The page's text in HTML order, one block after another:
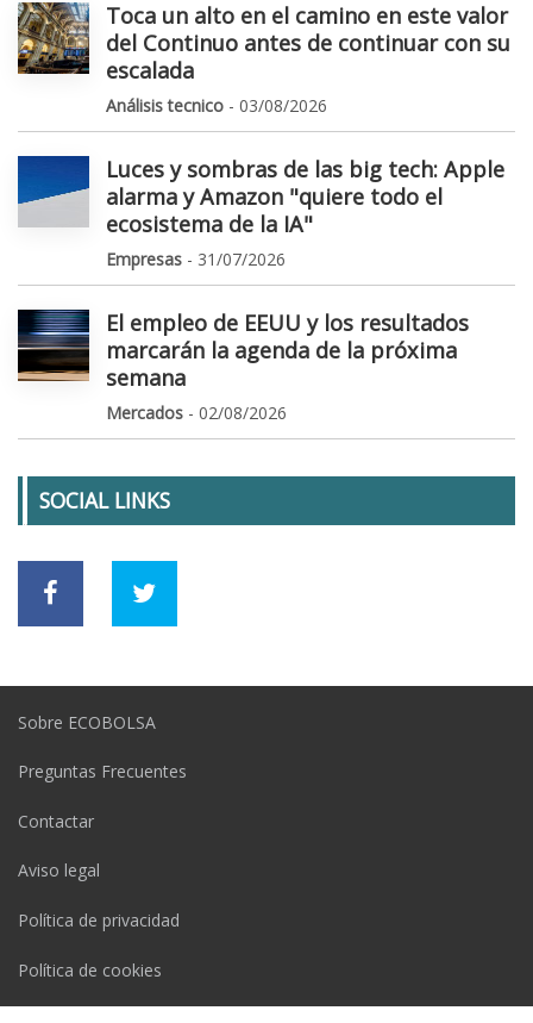
Toca un alto en el camino en este valor
del Continuo antes de continuar con su
escalada
Análisis tecnico - 03/08/2026
Luces y sombras de las big tech: Apple
alarma y Amazon "quiere todo el
ecosistema de la IA"
Empresas - 31/07/2026
El empleo de EEUU y los resultados
marcarán la agenda de la próxima
semana
Mercados - 02/08/2026
SOCIAL LINKS
Sobre ECOBOLSA
Preguntas Frecuentes
Contactar
Aviso legal
Política de privacidad
Política de cookies